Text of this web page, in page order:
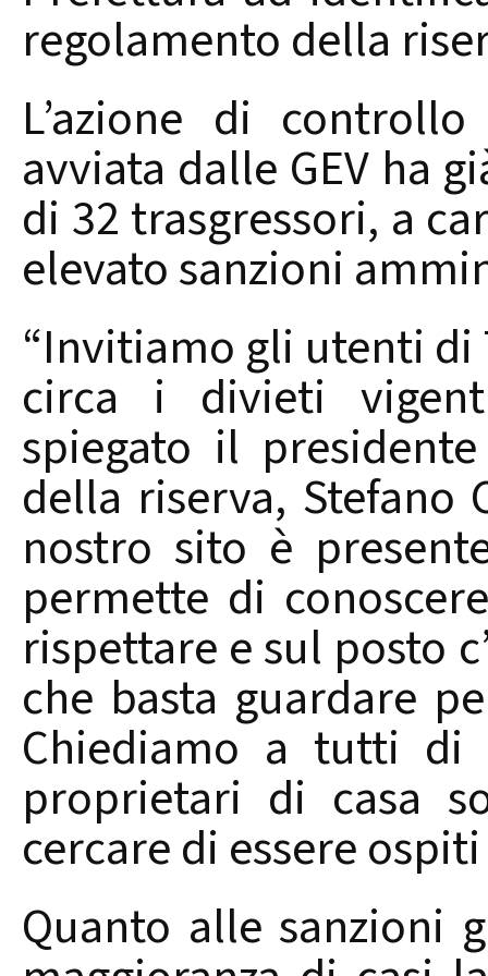
regolamento della
L’azione di
avviata dalle GEV ha
di 32 trasgressori, a
elevato sanzioni
“Invitiamo gli utenti di
circa i divieti
spiegato il
della riserva,
nostro sito è
permette di
rispettare e sul posto
che basta guardare
Chiediamo a tutti
proprietari di casa
cercare di essere
Quanto alle sanzioni